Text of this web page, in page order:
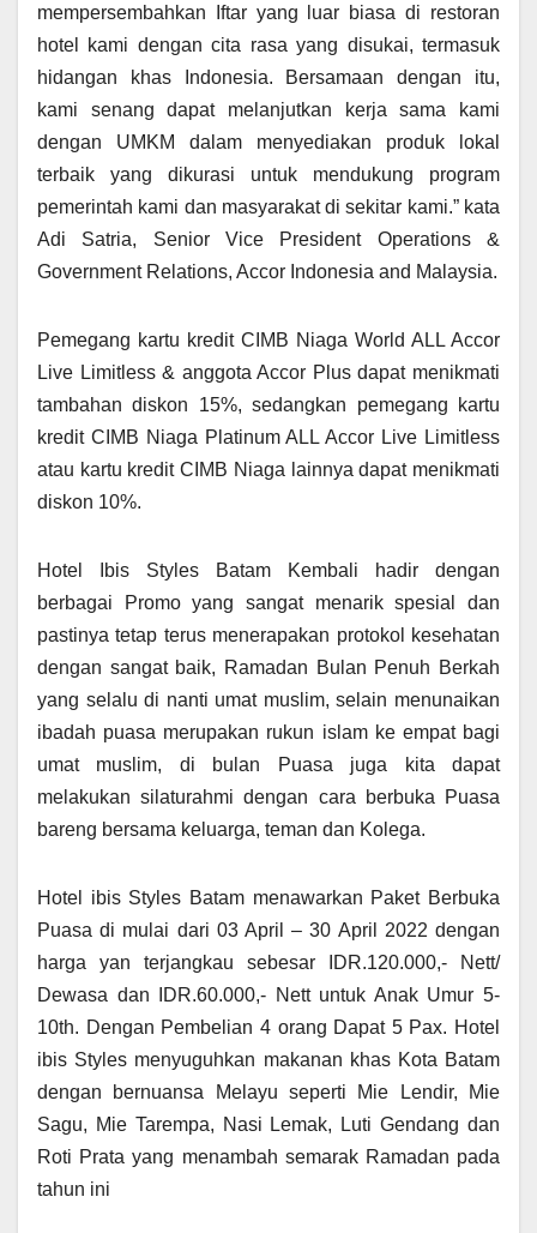
mempersembahkan Iftar yang luar biasa di restoran
hotel kami dengan cita rasa yang disukai, termasuk
hidangan khas Indonesia. Bersamaan dengan itu,
kami senang dapat melanjutkan kerja sama kami
dengan UMKM dalam menyediakan produk lokal
terbaik yang dikurasi untuk mendukung program
pemerintah kami dan masyarakat di sekitar kami.” kata
Adi Satria, Senior Vice President Operations &
Government Relations, Accor Indonesia and Malaysia.
Pemegang kartu kredit CIMB Niaga World ALL Accor
Live Limitless & anggota Accor Plus dapat menikmati
tambahan diskon 15%, sedangkan pemegang kartu
kredit CIMB Niaga Platinum ALL Accor Live Limitless
atau kartu kredit CIMB Niaga lainnya dapat menikmati
diskon 10%.
Hotel Ibis Styles Batam Kembali hadir dengan
berbagai Promo yang sangat menarik spesial dan
pastinya tetap terus menerapakan protokol kesehatan
dengan sangat baik, Ramadan Bulan Penuh Berkah
yang selalu di nanti umat muslim, selain menunaikan
ibadah puasa merupakan rukun islam ke empat bagi
umat muslim, di bulan Puasa juga kita dapat
melakukan silaturahmi dengan cara berbuka Puasa
bareng bersama keluarga, teman dan Kolega.
Hotel ibis Styles Batam menawarkan Paket Berbuka
Puasa di mulai dari 03 April – 30 April 2022 dengan
harga yan terjangkau sebesar IDR.120.000,- Nett/
Dewasa dan IDR.60.000,- Nett untuk Anak Umur 5-
10th. Dengan Pembelian 4 orang Dapat 5 Pax. Hotel
ibis Styles menyuguhkan makanan khas Kota Batam
dengan bernuansa Melayu seperti Mie Lendir, Mie
Sagu, Mie Tarempa, Nasi Lemak, Luti Gendang dan
Roti Prata yang menambah semarak Ramadan pada
tahun ini